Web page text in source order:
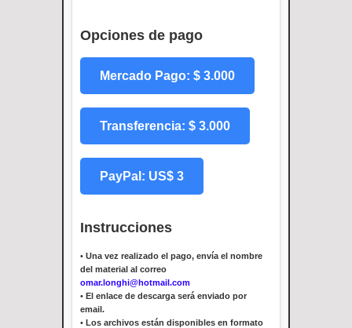
Opciones de pago
Mercado Pago: $ 3.000
Transferencia: $ 3.000
PayPal: US$ 3
Instrucciones
• Una vez realizado el pago, envía el nombre
del material al correo
omar.longhi@hotmail.com
• El enlace de descarga será enviado por
email.
• Los archivos están disponibles en formato